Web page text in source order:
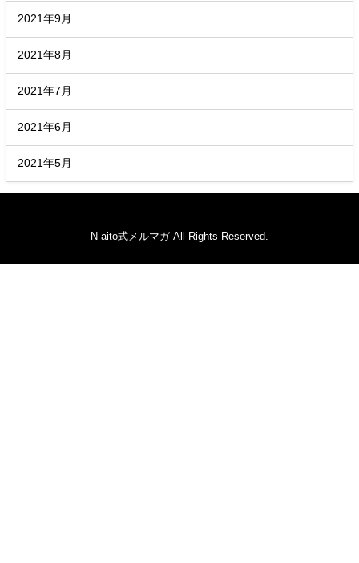
2021年9月
2021年8月
2021年7月
2021年6月
2021年5月
N-aito式メルマガ All Rights Reserved.